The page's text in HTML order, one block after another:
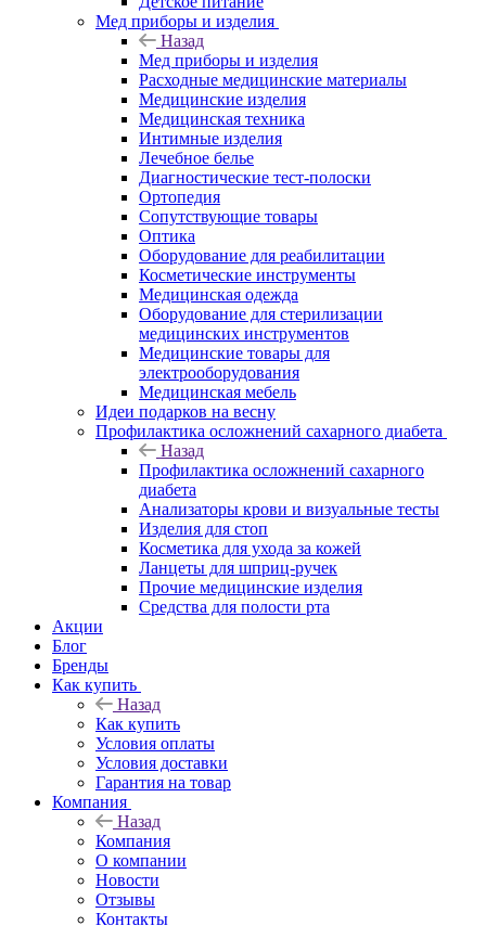
Мед приборы и изделия
Назад
Мед приборы и изделия
Расходные медицинские материалы
Медицинские изделия
Медицинская техника
Интимные изделия
Лечебное белье
Диагностические тест-полоски
Ортопедия
Сопутствующие товары
Оптика
Оборудование для реабилитации
Косметические инструменты
Медицинская одежда
Оборудование для стерилизации
медицинских инструментов
Медицинские товары для
электрооборудования
Медицинская мебель
Идеи подарков на весну
Профилактика осложнений сахарного диабета
Назад
Профилактика осложнений сахарного
диабета
Анализаторы крови и визуальные тесты
Изделия для стоп
Косметика для ухода за кожей
Ланцеты для шприц-ручек
Прочие медицинские изделия
Средства для полости рта
Акции
Блог
Бренды
Как купить
Назад
Как купить
Условия оплаты
Условия доставки
Гарантия на товар
Компания
Назад
Компания
О компании
Новости
Отзывы
Контакты